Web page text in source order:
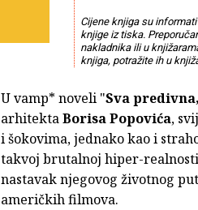
Cijene knjiga su
knjige iz tiska.
nakladnika ili u
knjiga, potražite ih u
U vamp* noveli "Sva
arhitektaBorisa Popovića,
i šokovima, jednako kao i
takvoj brutalnoj hiper-
nastavak njegovog životnog
američkih filmova.